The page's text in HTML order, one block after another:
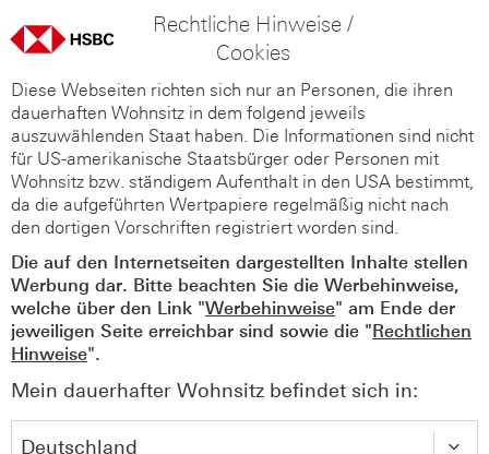
Rechtliche Hinweise /
Cookies
Diese Webseiten richten sich nur an Personen, die ihren
dauerhaften Wohnsitz in dem folgend jeweils
auszuwählenden Staat haben. Die Informationen sind nicht
für US-amerikanische Staatsbürger oder Personen mit
Wohnsitz bzw. ständigem Aufenthalt in den USA bestimmt,
da die aufgeführten Wertpapiere regelmäßig nicht nach
den dortigen Vorschriften registriert worden sind.
Die auf den Internetseiten dargestellten Inhalte stellen
Werbung dar. Bitte beachten Sie die Werbehinweise,
welche über den Link "Werbehinweise" am Ende der
jeweiligen Seite erreichbar sind sowie die "Rechtlichen
Hinweise".
Mein dauerhafter Wohnsitz befindet sich in: